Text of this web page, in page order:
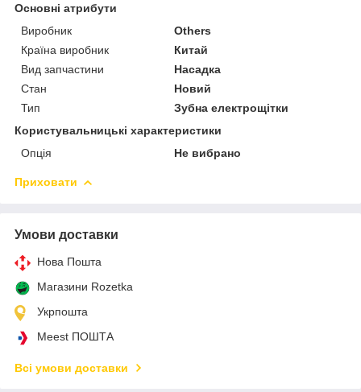
Основні атрибути
Виробник
Others
Країна виробник
Китай
Вид запчастини
Насадка
Стан
Новий
Тип
Зубна електрощітки
Користувальницькі характеристики
Опція
Не вибрано
Приховати
Умови доставки
Нова Пошта
Магазини Rozetka
Укрпошта
Meest ПОШТА
Всі умови доставки